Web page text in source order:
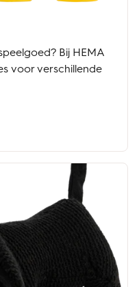
Bij HEMA
voor verschillende